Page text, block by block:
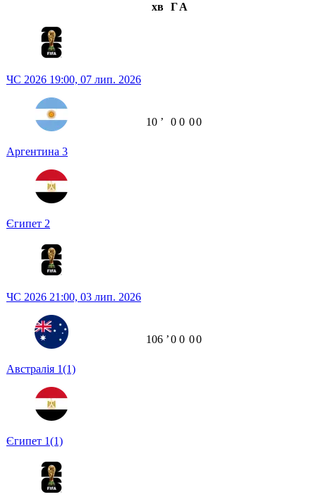
хв ГА
ЧС 2026 19:00, 07 лип. 2026
Аргентина 3
Єгипет 2
10 ʼ 0 0 00
ЧС 2026 21:00, 03 лип. 2026
Австралія 1(1)
Єгипет 1(1)
106 ʼ0 0 00